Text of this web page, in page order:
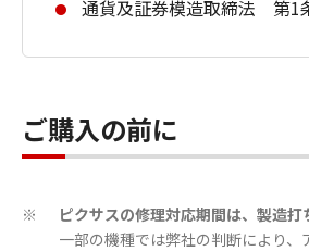
通貨及証券模造取締法 第
ご購入の前に
※
ピクサスの修理対応期間は、製造打
一部の機種では弊社の判断により、